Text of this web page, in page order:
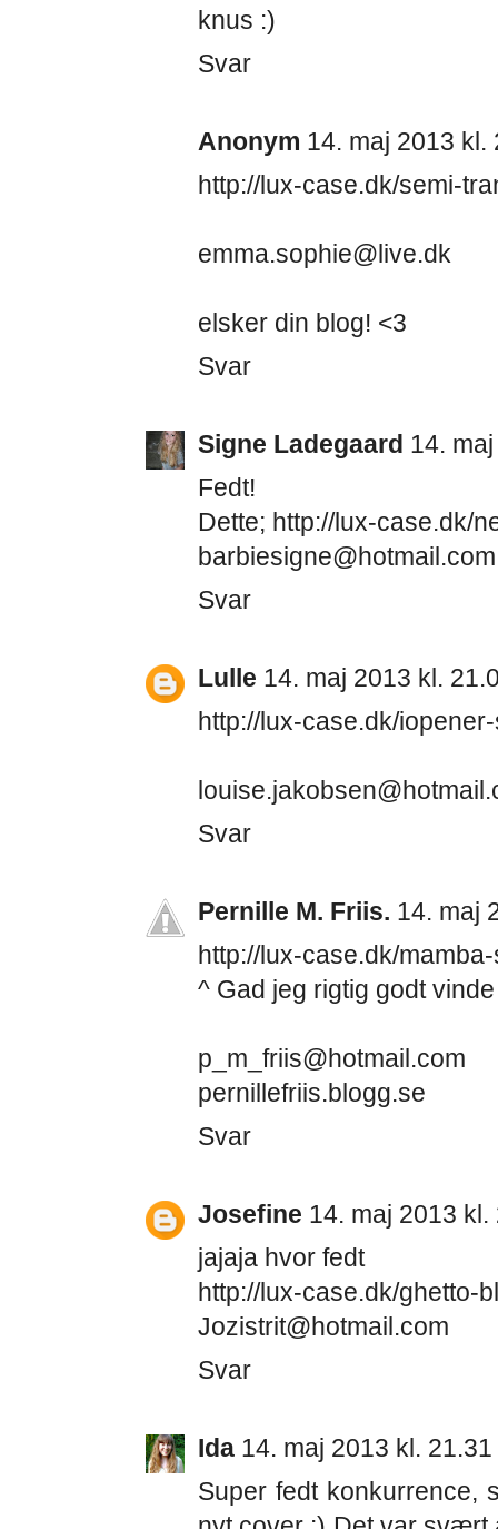
knus :)
Svar
Anonym 14. maj 2013 kl.
http://lux-case.dk/semi-
emma.sophie@live.dk
elsker din blog! <3
Svar
Signe Ladegaard 14.
Fedt!
Dette; http://lux-case.dk/
barbiesigne@hotmail.com
Svar
Lulle 14. maj 2013 kl.
http://lux-case.dk/
Svar
Pernille M. Friis. 14. maj
http://lux-case.dk/
^ Gad jeg rigtig godt
p_m_friis@hotmail.com
pernillefriis.blogg.se
Svar
Josefine 14. maj 2013 kl.
jajaja hvor fedt
http://lux-case.dk/ghetto-
Jozistrit@hotmail.com
Svar
Ida 14. maj 2013 kl. 21.31
Super fedt konkurrence,